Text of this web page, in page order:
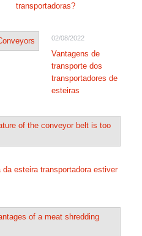
transportadoras?
02/08/2022
Vantagens de
transporte dos
transportadores de
esteiras
esteira transportadora estiver